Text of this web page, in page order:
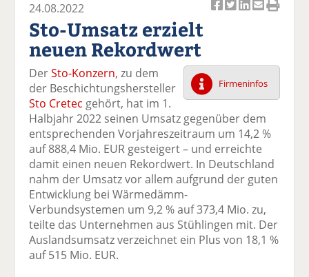
el
a
uf
F
ac
e
b
o
o
k
te
il
e
el
t
wi
er
n
el
a
uf
Li
n
k
e
di
n
te
il
e
n
el
p
er
m
ai
l
v
er
n
d
e
el
D
ru
e
n
24.08.2022
Sto-Umsatz erzielt
neuen Rekordwert
Firmeninfos
DerSto-Konzern, zu dem
der Beschichtungshersteller
Sto Cretec gehört, hat im 1.
Halbjahr 2022 seinen Umsatz gegenüber dem
entsprechenden Vorjahreszeitraum um 14,2 %
auf 888,4 Mio. EUR gesteigert – und erreichte
damit einen neuen Rekordwert. In Deutschland
nahm der Umsatz vor allem aufgrund der guten
Entwicklung bei Wärmedämm-
Verbundsystemen um 9,2 % auf 373,4 Mio. zu,
teilte das Unternehmen aus Stühlingen mit. Der
Auslandsumsatz verzeichnet ein Plus von 18,1 %
auf 515 Mio. EUR.